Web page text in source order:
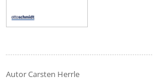
Autor Carsten Herrle